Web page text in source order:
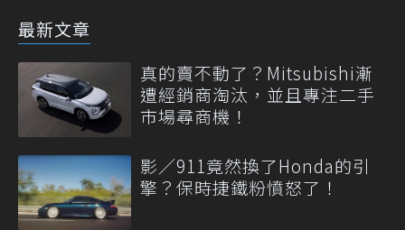
最新文章
真的賣不動了？Mitsubishi漸
遭經銷商淘汰，並且專注二手
市場尋商機！
影／911竟然換了Honda的引
擎？保時捷鐵粉憤怒了！